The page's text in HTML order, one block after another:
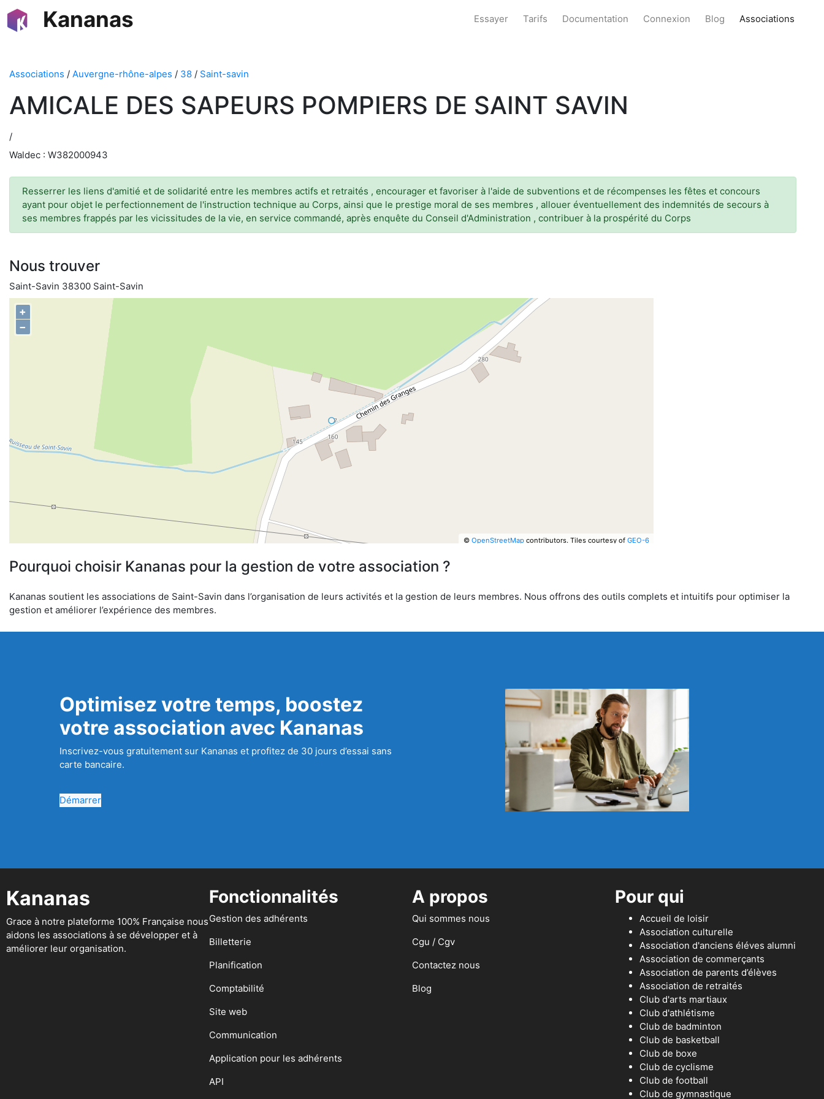
Kananas Essayer Tarifs Documentation Connexion Blog Associations
Associations / Auvergne-rhône-alpes / 38 / Saint-savin
AMICALE DES SAPEURS POMPIERS DE SAINT SAVIN
/
Waldec : W382000943
Resserrer les liens d'amitié et de solidarité entre les membres actifs et retraités , encourager et favoriser à l'aide de subventions et de récompenses les fêtes et concours
ayant pour objet le perfectionnement de l'instruction technique au Corps, ainsi que le prestige moral de ses membres , allouer éventuellement des indemnités de secours à
ses membres frappés par les vicissitudes de la vie, en service commandé, après enquête du Conseil d'Administration , contribuer à la prospérité du Corps
Nous trouver
Saint-Savin 38300 Saint-Savin
+
−
© OpenStreetMapcontributors. Tiles courtesy of GEO-6
Pourquoi choisir Kananas pour la gestion de votre association ?
Kananas soutient les associations de Saint-Savin dans l’organisation de leurs activités et la gestion de leurs membres. Nous offrons des outils complets et intuitifs pour optimiser la
gestion et améliorer l’expérience des membres.
Optimisez votre temps, boostez
votre association avec Kananas
Inscrivez-vous gratuitement sur Kananas et profitez de 30 jours d’essai sans
carte bancaire.
Démarrer
Kananas
Grace à notre plateforme 100% Française nous
aidons les associations à se développer et à
améliorer leur organisation.
Fonctionnalités
Gestion des adhérents
Billetterie
Planification
Comptabilité
Site web
Communication
Application pour les adhérents
API
A propos
Qui sommes nous
Cgu / Cgv
Contactez nous
Blog
Pour qui
Accueil de loisir
Association culturelle
Association d'anciens éléves alumni
Association de commerçants
Association de parents d’élèves
Association de retraités
Club d'arts martiaux
Club d'athlétisme
Club de badminton
Club de basketball
Club de boxe
Club de cyclisme
Club de football
Club de gymnastique